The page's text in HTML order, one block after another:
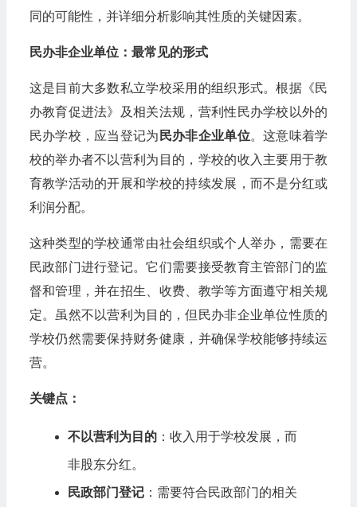
同的可能性，并详细分析影响其性质的关键因素。
民办非企业单位：最常见的形式
这是目前大多数私立学校采用的组织形式。根据《民
办教育促进法》及相关法规，营利性民办学校以外的
民办学校，应当登记为 民办非企业单位。这意味着学
校的举办者不以营利为目的，学校的收入主要用于教
育教学活动的开展和学校的持续发展，而不是分红或
利润分配。
这种类型的学校通常由社会组织或个人举办，需要在
民政部门进行登记。它们需要接受教育主管部门的监
督和管理，并在招生、收费、教学等方面遵守相关规
定。虽然不以营利为目的，但民办非企业单位性质的
学校仍然需要保持财务健康，并确保学校能够持续运
营。
关键点：
不以营利为目的：收入用于学校发展，而
非股东分红。
民政部门登记：需要符合民政部门的相关